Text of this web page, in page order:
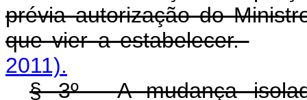
prévia autorização do
que vier a estabelecer.
2011).
§ 3º - A mudança